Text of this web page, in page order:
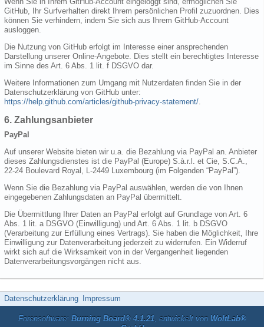
GitHub, Ihr Surfverhalten direkt Ihrem persönlichen Profil zuzuordnen. Dies
können Sie verhindern, indem Sie sich aus Ihrem GitHub-Account
ausloggen.
Die Nutzung von GitHub erfolgt im Interesse einer ansprechenden
Darstellung unserer Online-Angebote. Dies stellt ein berechtigtes Interesse
im Sinne des Art. 6 Abs. 1 lit. f DSGVO dar.
Weitere Informationen zum Umgang mit Nutzerdaten finden Sie in der
Datenschutzerklärung von GitHub unter:
https://help.github.com/articles/github-privacy-statement/
6. Zahlungsanbieter
PayPal
Auf unserer Website bieten wir u.a. die Bezahlung via PayPal an. Anbieter
dieses Zahlungsdienstes ist die PayPal (Europe) S.à.r.l. et Cie, S.C.A.,
22-24 Boulevard Royal, L-2449 Luxembourg (im Folgenden “PayPal”).
Wenn Sie die Bezahlung via PayPal auswählen, werden die von Ihnen
eingegebenen Zahlungsdaten an PayPal übermittelt.
Die Übermittlung Ihrer Daten an PayPal erfolgt auf Grundlage von Art. 6
Abs. 1 lit. a DSGVO (Einwilligung) und Art. 6 Abs. 1 lit. b DSGVO
(Verarbeitung zur Erfüllung eines Vertrags). Sie haben die Möglichkeit, Ihre
Einwilligung zur Datenverarbeitung jederzeit zu widerrufen. Ein Widerruf
wirkt sich auf die Wirksamkeit von in der Vergangenheit liegenden
Datenverarbeitungsvorgängen nicht aus.
Datenschutzerklärung Impressum
Forensoftware: Burning Board® 4.1.21, entwickelt von WoltLab®